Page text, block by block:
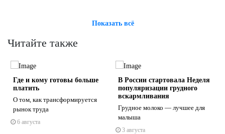
Показать всё
Читайте также
Где и кому готовы больше
платить
О том, как трансформируется
рынок труда
6 августа
В России стартовала Неделя
популяризации грудного
вскармливания
Грудное молоко — лучшее для
малыша
3 августа